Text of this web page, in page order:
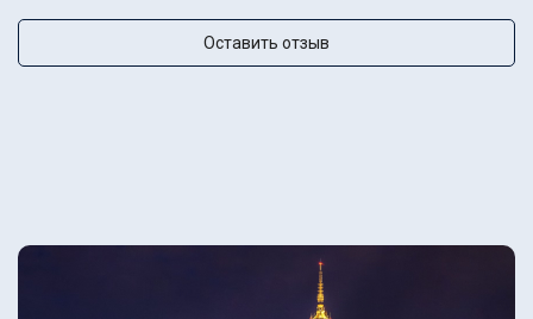
Оставить отзыв